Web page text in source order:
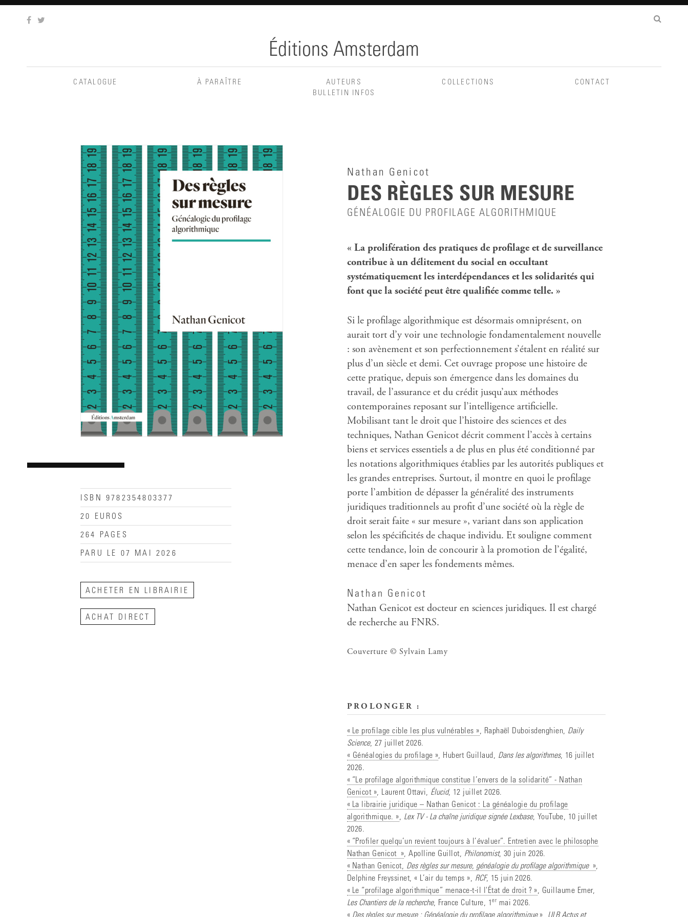
Éditions Amsterdam
CATALOGUE À PARAÎTRE AUTEURS COLLECTIONS
CONTACT
BULLETIN INFOS
ISBN 9782354803377
20 EUROS
264 PAGES
PARU LE 07 MAI 2026
ACHETER EN LIBRAIRIE
ACHAT DIRECT
Nathan Genicot
DES RÈGLES SUR MESURE
GÉNÉALOGIE DU PROFILAGE ALGORITHMIQUE
« La prolifération des pratiques de profilage et de surveillance
contribue à un délitement du social en occultant
systématiquement les interdépendances et les solidarités qui
font que la société peut être qualifiée comme telle. »
Si le profilage algorithmique est désormais omniprésent, on
aurait tort d’y voir une technologie fondamentalement nouvelle
: son avènement et son perfectionnement s’étalent en réalité sur
plus d’un siècle et demi. Cet ouvrage propose une histoire de
cette pratique, depuis son émergence dans les domaines du
travail, de l’assurance et du crédit jusqu’aux méthodes
contemporaines reposant sur l’intelligence artificielle.
Mobilisant tant le droit que l’histoire des sciences et des
techniques, Nathan Genicot décrit comment l’accès à certains
biens et services essentiels a de plus en plus été conditionné par
les notations algorithmiques établies par les autorités publiques et
les grandes entreprises. Surtout, il montre en quoi le profilage
porte l’ambition de dépasser la généralité des instruments
juridiques traditionnels au profit d’une société où la règle de
droit serait faite « sur mesure », variant dans son application
selon les spécificités de chaque individu. Et souligne comment
cette tendance, loin de concourir à la promotion de l’égalité,
menace d’en saper les fondements mêmes.
Nathan Genicot
Nathan Genicot est docteur en sciences juridiques. Il est chargé
de recherche au FNRS.
Couverture © Sylvain Lamy
PROLONGER :
« Le profilage cible les plus vulnérables », Raphaël Duboisdenghien, Daily
Science, 27 juillet 2026.
« Généalogies du profilage », Hubert Guillaud, Dans les algorithmes, 16 juillet
2026.
« “Le profilage algorithmique constitue l’envers de la solidarité” - Nathan
Genicot », Laurent Ottavi, Élucid, 12 juillet 2026.
« La librairie juridique – Nathan Genicot : La généalogie du profilage
algorithmique. », Lex TV - La chaîne juridique signée Lexbase, YouTube, 10 juillet
2026.
« “Profiler quelqu’un revient toujours à l’évaluer”. Entretien avec le philosophe
Nathan Genicot », Apolline Guillot, Philonomist, 30 juin 2026.
« Nathan Genicot, Des règles sur mesure, généalogie du profilage algorithmique»,
Delphine Freyssinet, « L’air du temps », RCF, 15 juin 2026.
« Le “profilage algorithmique” menace-t-il l'État de droit ? », Guillaume Erner,
Les Chantiers de la recherche, France Culture, 1er mai 2026.